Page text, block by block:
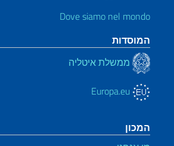
Dove siamo nel mondo
המוסדות
ממשלת איטליה
המכון